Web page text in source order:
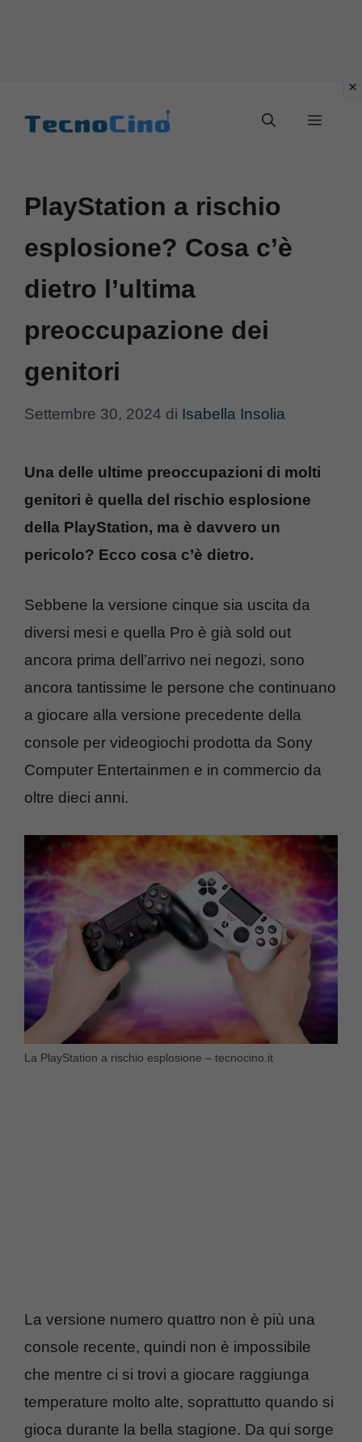
Menu
PlayStation a rischio
esplosione? Cosa c’è
dietro l’ultima
preoccupazione dei
genitori
Settembre 30, 2024 di Isabella Insolia
Una delle ultime preoccupazioni di molti
genitori è quella del rischio esplosione
della PlayStation, ma è davvero un
pericolo? Ecco cosa c’è dietro.
Sebbene la versione cinque sia uscita da
diversi mesi e quella Pro è già sold out
ancora prima dell’arrivo nei negozi, sono
ancora tantissime le persone che continuano
a giocare alla versione precedente della
console per videogiochi prodotta da Sony
Computer Entertainmen e in commercio da
oltre dieci anni.
La PlayStation a rischio esplosione – tecnocino.it
La versione numero quattro non è più una
console recente, quindi non è impossibile
che mentre ci si trovi a giocare raggiunga
temperature molto alte, soprattutto quando si
gioca durante la bella stagione. Da qui sorge